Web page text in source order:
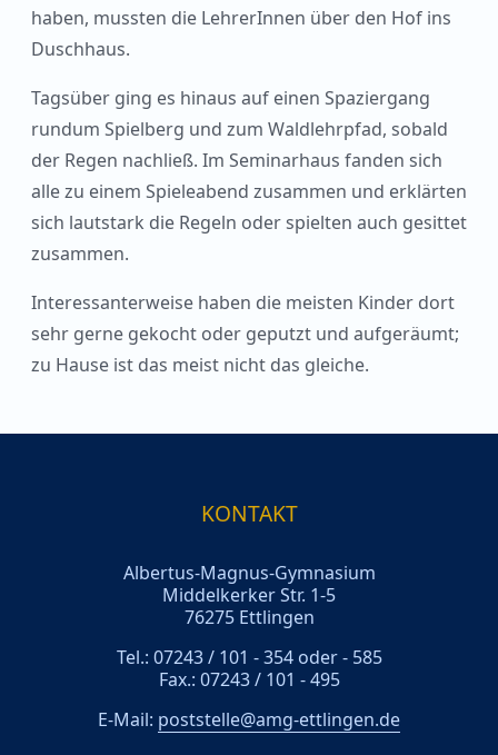
haben, mussten die LehrerInnen über den Hof ins
Duschhaus.
Tagsüber ging es hinaus auf einen Spaziergang
rundum Spielberg und zum Waldlehrpfad, sobald
der Regen nachließ. Im Seminarhaus fanden sich
alle zu einem Spieleabend zusammen und erklärten
sich lautstark die Regeln oder spielten auch gesittet
zusammen.
Interessanterweise haben die meisten Kinder dort
sehr gerne gekocht oder geputzt und aufgeräumt;
zu Hause ist das meist nicht das gleiche.
KONTAKT
Albertus-Magnus-Gymnasium
Middelkerker Str. 1-5
76275 Ettlingen
Tel.: 07243 / 101 - 354 oder - 585
Fax.: 07243 / 101 - 495
E-Mail: poststelle@amg-ettlingen.de